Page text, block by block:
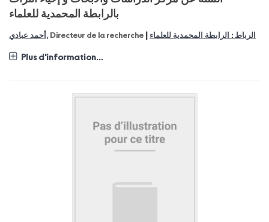
بالرابطة المحمدية للعلماء
أحمد عبادي , Directeur de la recherche الرباط : الرابطة المحمدية للعلماء
Plus d'information...